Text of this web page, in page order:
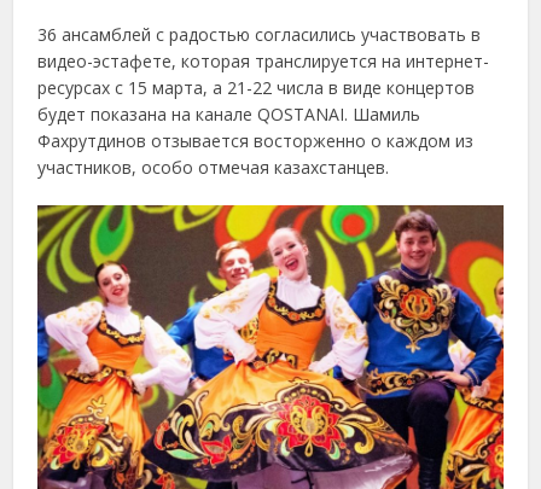
36 ансамблей с радостью согласились участвовать в
видео-эстафете, которая транслируется на интернет-
ресурсах с 15 марта, а 21-22 числа в виде концертов
будет показана на канале QOSTANAI. Шамиль
Фахрутдинов отзывается восторженно о каждом из
участников, особо отмечая казахстанцев.